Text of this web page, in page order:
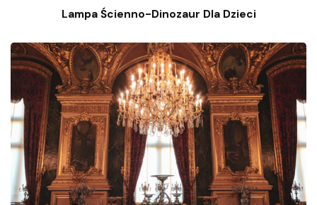
Lampa Ścienno-Dinozaur Dla Dzieci